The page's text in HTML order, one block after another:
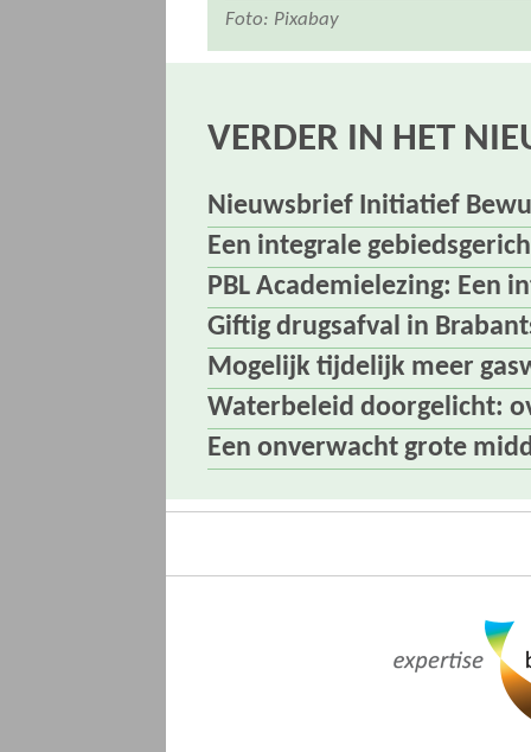
Foto: Pixabay
VERDER IN HET
Nieuwsbrief Initiatief
Een integrale
PBL Academielezing: Een
Giftig drugsafval in
Mogelijk tijdelijk meer
Waterbeleid doorgelicht:
Een onverwacht grote